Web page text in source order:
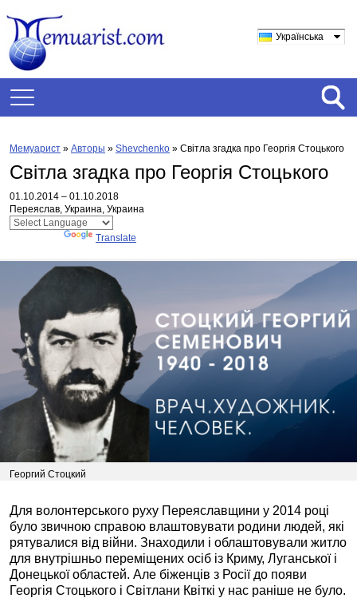
Українська
Мемуарист » Авторы » Shevchenko » Світла згадка про Георгія Стоцького
Світла згадка про Георгія Стоцького
01.10.2014 – 01.10.2018
Переяслав, Украина, Украина
Translate
Георгий Стоцкий
Для волонтерського руху Переяславщини у 2014 році
було звичною справою влаштовувати родини людей, які
рятувалися від війни. Знаходили і облаштовували житло
для внутрішньо переміщених осіб із Криму, Луганської і
Донецької областей. Але біженців з Росії до появи
Георгія Стоцького і Світлани Квіткі у нас раніше не було.